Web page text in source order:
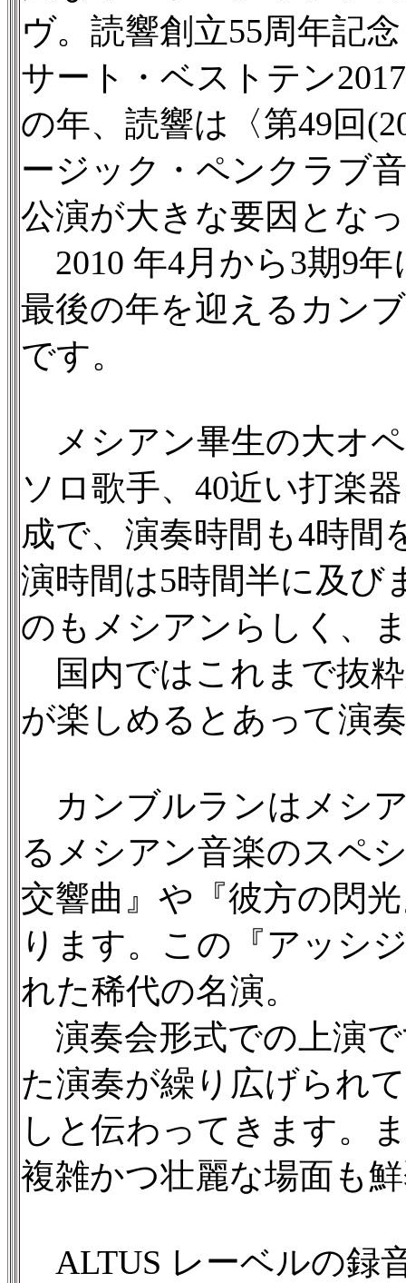
ヴ。読響創立55周年記
サート・ベストテン
の年、読響は〈第49回
ージック・ペンクラブ
公演が大きな要因とな
2010 年4月から3期9年
最後の年を迎えるカン
です。
メシアン畢生の大オ
ソロ歌手、40近い打楽
成で、演奏時間も4時間
演時間は5時間半に及び
のもメシアンらしく、
国内ではこれまで抜
が楽しめるとあって演
カンブルランはメシ
るメシアン音楽のスペ
交響曲』や『彼方の閃
ります。この『アッシ
れた稀代の名演。
演奏会形式での上演
た演奏が繰り広げられ
しと伝わってきます。
複雑かつ壮麗な場面も
ALTUS レーベルの録